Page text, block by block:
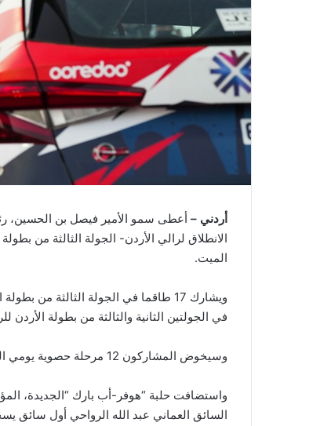
أردني – أعطى سمو الأمير فيصل بن الحسين،
الانطلاق لرالي الأردن- الجولة الثالثة من
الميت.
في الجولتين الثانية والثالثة من بطولة الأردن
وسيخوض المشاركون 12 مرحلة حصوية يومي الجمعة والسبت في وادي الأردن ومناطق البحر الميت.
واستضافت حلبة “هوفر-أب بارك “الجديدة،